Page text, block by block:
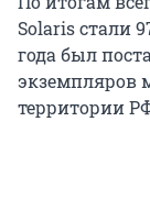
Solaris стали
года был
экземпляров
территории